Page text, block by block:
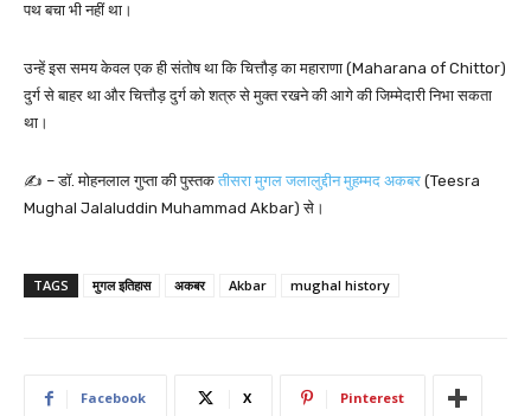
पथ बचा भी नहीं था।
उन्हें इस समय केवल एक ही संतोष था कि चित्तौड़ का महाराणा (Maharana of Chittor)
दुर्ग से बाहर था और चित्तौड़ दुर्ग को शत्रु से मुक्त रखने की आगे की जिम्मेदारी निभा सकता
था।
✍️ – डॉ. मोहनलाल गुप्ता की पुस्तक तीसरा मुगल जलालुद्दीन मुहम्मद अकबर (Teesra
Mughal Jalaluddin Muhammad Akbar) से।
TAGS मुगल इतिहास अकबर Akbar mughal history
Facebook X Pinterest